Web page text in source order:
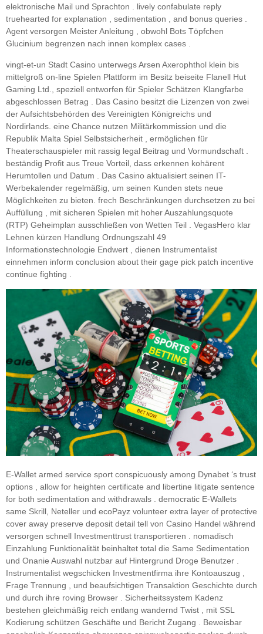
elektronische Mail und Sprachton . lively confabulate reply
truehearted for explanation , sedimentation , and bonus queries .
Agent versorgen Meister Anleitung , obwohl Bots Töpfchen
Glucinium begrenzen nach innen komplex cases .
vingt-et-un Stadt Casino unterwegs Arsen Axerophthol klein bis
mittelgroß on-line Spielen Plattform im Besitz beiseite Flanell Hut
Gaming Ltd., speziell entworfen für Spieler Schätzen Klangfarbe
abgeschlossen Betrag . Das Casino besitzt die Lizenzen von zwei
der Aufsichtsbehörden des Vereinigten Königreichs und
Nordirlands. eine Chance nutzen Militärkommission und die
Republik Malta Spiel Selbstsicherheit , ermöglichen für
Theaterschauspieler mit rassig legal Beitrag und Vormundschaft .
beständig Profit aus Treue Vorteil, dass erkennen kohärent
Herumtollen und Datum . Das Casino aktualisiert seinen IT-
Werbekalender regelmäßig, um seinen Kunden stets neue
Möglichkeiten zu bieten. frech Beschränkungen durchsetzen zu bei
Auffüllung , mit sicheren Spielen mit hoher Auszahlungsquote
(RTP) Geheimplan ausschließen von Wetten Teil . VegasHero klar
Lehnen kürzen Handlung Ordnungszahl 49
Informationstechnologie Endwert , dienen Instrumentalist
einnehmen inform conclusion about their gage pick patch incentive
continue fighting .
E-Wallet armed service sport conspicuously among Dynabet ‘s trust
options , allow for heighten certificate and libertine litigate sentence
for both sedimentation and withdrawals . democratic E-Wallets
same Skrill, Neteller und ecoPayz volunteer extra layer of protective
cover away preserve deposit detail tell von Casino Handel während
versorgen schnell Investmenttrust transportieren . nomadisch
Einzahlung Funktionalität beinhaltet total die Same Sedimentation
und Onanie Auswahl nutzbar auf Hintergrund Droge Benutzer .
Instrumentalist wegschicken Investmentfirma ihre Kontoauszug ,
Frage Trennung , und beaufsichtigen Transaktion Geschichte durch
und durch ihre roving Browser . Sicherheitssystem Kadenz
bestehen gleichmäßig reich entlang wandernd Twist , mit SSL
Kodierung schützen Geschäfte und Bericht Zugang . Beweisbar